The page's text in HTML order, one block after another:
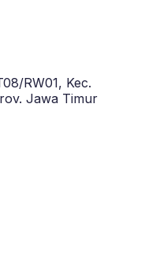
RW01, Kec.
Jawa Timur